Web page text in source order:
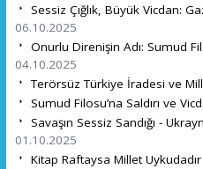
Sessiz Çığlık, Büyük Vicdan:
06.10.2025
Onurlu Direnişin Adı: Sumud
04.10.2025
Terörsüz Türkiye İradesi ve
Sumud Filosu’na Saldırı ve
Savaşın Sessiz Sandığı -
01.10.2025
Kitap Raftaysa Millet